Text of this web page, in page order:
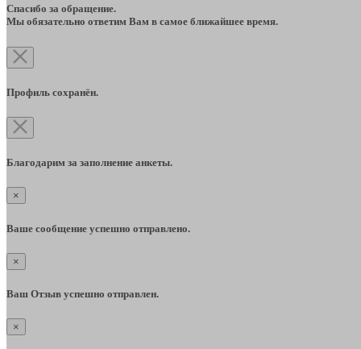
Спасибо за обращение.
Мы обязательно ответим Вам в самое ближайшее время.
Профиль сохранён.
Благодарим за заполнение анкеты.
×
Ваше сообщение успешно отправлено.
×
Ваш Отзыв успешно отправлен.
×